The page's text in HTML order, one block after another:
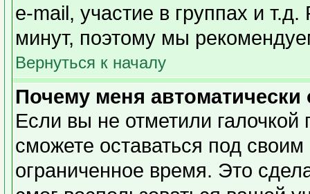
e-mail, участие в группах и
минут, поэтому мы
Вернуться к началу
Почему меня автоматически
Если вы не отметили галочкой
сможете оставаться под
ограниченное время. Это